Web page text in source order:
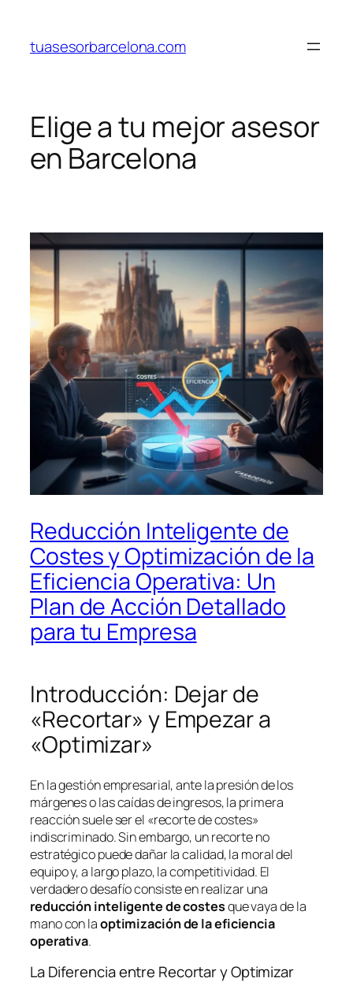
contenido
tuasesorbarcelona.com
Elige a tu mejor asesor
en Barcelona
Reducción Inteligente de
Costes y Optimización de la
Eficiencia Operativa: Un
Plan de Acción Detallado
para tu Empresa
Introducción: Dejar de
«Recortar» y Empezar a
«Optimizar»
En la gestión empresarial, ante la presión de los
márgenes o las caídas de ingresos, la primera
reacción suele ser el «recorte de costes»
indiscriminado. Sin embargo, un recorte no
estratégico puede dañar la calidad, la moral del
equipo y, a largo plazo, la competitividad. El
verdadero desafío consiste en realizar una
reducción inteligente de costesque vaya de la
mano con laoptimización de la eficiencia
operativa.
La Diferencia entre Recortar y Optimizar